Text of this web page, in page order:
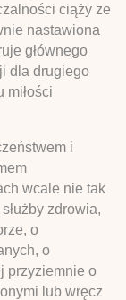
ciąży ze
nastawiona
głównego
dla drugiego
miłości
i
wcale nie tak
zdrowia,
o
o
przyziemnie o
lub wręcz